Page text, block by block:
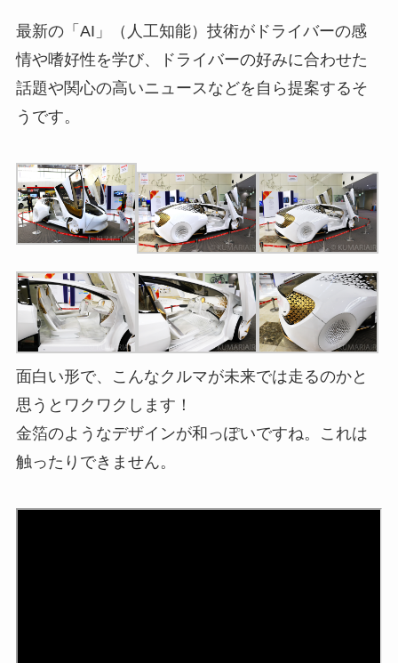
最新の「AI」（人工知能）技術がドライバーの感
情や嗜好性を学び、ドライバーの好みに合わせた
話題や関心の高いニュースなどを自ら提案するそ
うです。
面白い形で、こんなクルマが未来では走るのかと
思うとワクワクします！
金箔のようなデザインが和っぽいですね。これは
触ったりできません。